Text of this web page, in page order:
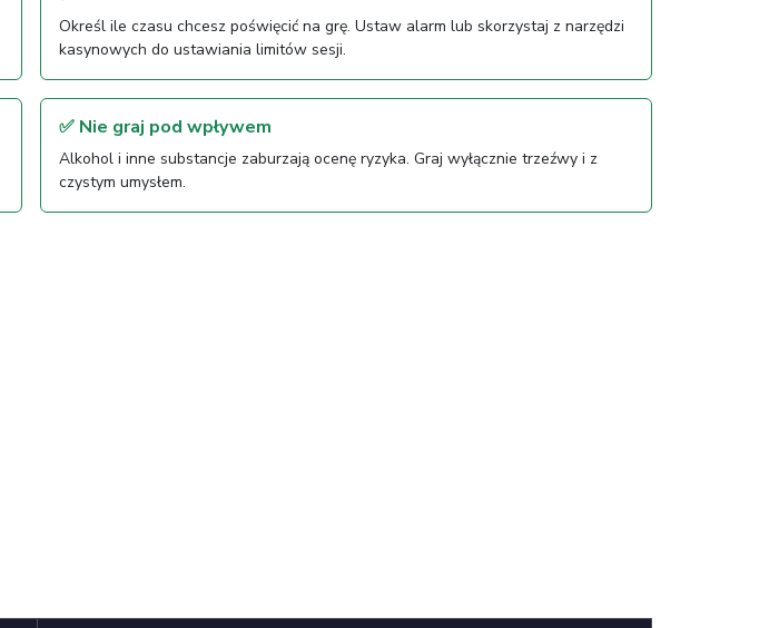
Określ ile czasu chcesz poświęcić na grę. Ustaw alarm lub skorzystaj z narzędzi
kasynowych do ustawiania limitów sesji.
✅ Nie graj pod wpływem
Alkohol i inne substancje zaburzają ocenę ryzyka. Graj wyłącznie trzeźwy i z
czystym umysłem.